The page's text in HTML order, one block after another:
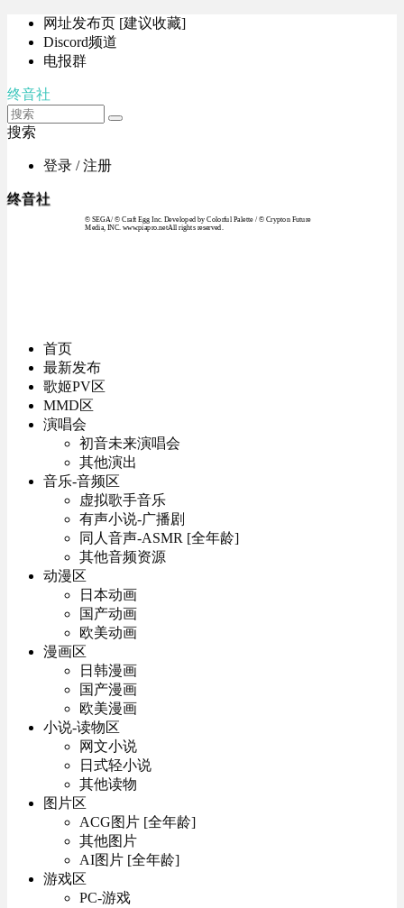
网址发布页 [建议收藏]
Discord频道
电报群
终音社
搜索
登录 / 注册
终音社
© SEGA / © Craft Egg Inc. Developed by Colorful Palette / © Crypton Future
Media, INC. www.piapro.netAll rights reserved.
首页
最新发布
歌姬PV区
MMD区
演唱会
初音未来演唱会
其他演出
音乐-音频区
虚拟歌手音乐
有声小说-广播剧
同人音声-ASMR [全年龄]
其他音频资源
动漫区
日本动画
国产动画
欧美动画
漫画区
日韩漫画
国产漫画
欧美漫画
小说-读物区
网文小说
日式轻小说
其他读物
图片区
ACG图片 [全年龄]
其他图片
AI图片 [全年龄]
游戏区
PC-游戏